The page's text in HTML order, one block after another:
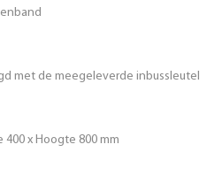
met de meegeleverde inbussleutel
x Hoogte 800 mm